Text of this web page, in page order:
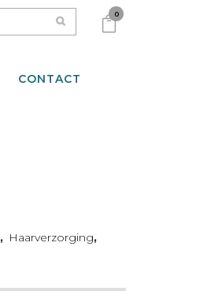
0
CONTACT
, Haarverzorging,